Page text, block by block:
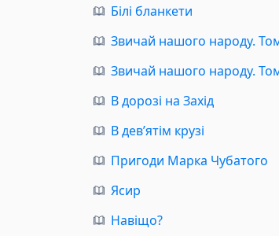
Білі бланкети
Звичай нашого народу.
Звичай нашого народу.
В дорозі на Захід
В дев’ятім крузі
Пригоди Марка Чубатого
Ясир
Навіщо?